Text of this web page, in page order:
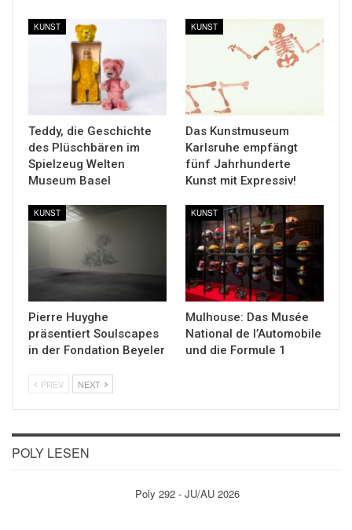
KUNST
Teddy, die Geschichte
des Plüschbären im
Spielzeug Welten
Museum Basel
KUNST
Das Kunstmuseum
Karlsruhe empfängt
fünf Jahrhunderte
Kunst mit Expressiv!
KUNST
Pierre Huyghe
präsentiert Soulscapes
in der Fondation Beyeler
KUNST
Mulhouse: Das Musée
National de l’Automobile
und die Formule 1
PREV NEXT
POLY LESEN
Poly 292 - JU/AU 2026